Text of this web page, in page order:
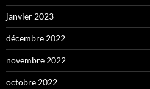
janvier 2023
décembre 2022
novembre 2022
octobre 2022